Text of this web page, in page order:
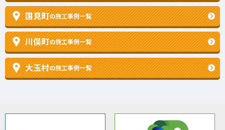
国見町の施工事例一覧
川俣町の施工事例一覧
大玉村の施工事例一覧